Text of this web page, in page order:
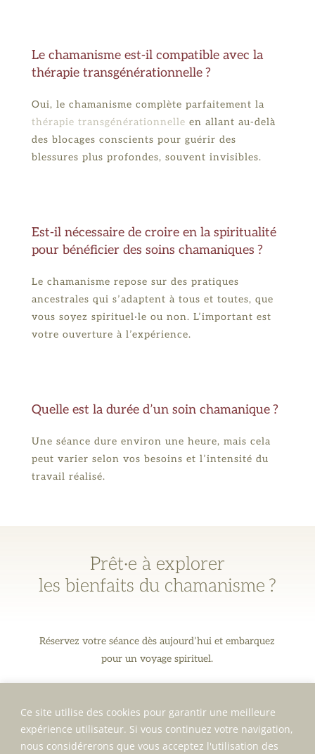
Ce site utilise des cookies pour garantir une meilleure
expérience utilisateur. Si vous continuez votre navigation,
nous considérerons que vous acceptez l'utilisation des
Le chamanisme est-il compatible avec la
thérapie transgénérationnelle ?
Oui, le chamanisme complète parfaitement la
thérapie transgénérationnelle en allant au-delà
des blocages conscients pour guérir des
blessures plus profondes, souvent invisibles.
Est-il nécessaire de croire en la spiritualité
pour bénéficier des soins chamaniques ?
Le chamanisme repose sur des pratiques
ancestrales qui s’adaptent à tous et toutes, que
vous soyez spirituel·le ou non. L’important est
votre ouverture à l’expérience.
Quelle est la durée d’un soin chamanique ?
Une séance dure environ une heure, mais cela
peut varier selon vos besoins et l’intensité du
travail réalisé.
Prêt·e à explorer
les bienfaits du chamanisme ?
Réservez votre séance dès aujourd’hui et embarquez
pour un voyage spirituel.
PRENDRE RENDEZ-VOUS